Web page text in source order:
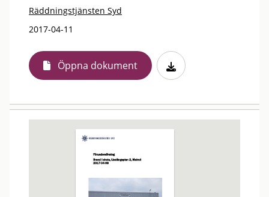
Räddningstjänsten Syd
2017-04-11
Öppna dokument